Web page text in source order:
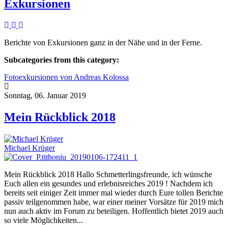
Exkursionen
Berichte von Exkursionen ganz in der Nähe und in der Ferne.
Subcategories from this category:
Fotoexkursionen von Andreas Kolossa
Sonntag, 06. Januar 2019
Mein Rückblick 2018
Michael Krüger
Mein Rückblick 2018 Hallo Schmetterlingsfreunde, ich wünsche
Euch allen ein gesundes und erlebnisreiches 2019 ! Nachdem ich
bereits seit einiger Zeit immer mal wieder durch Eure tollen Berichte
passiv teilgenommen habe, war einer meiner Vorsätze für 2019 mich
nun auch aktiv im Forum zu beteiligen. Hoffentlich bietet 2019 auch
so viele Möglichkeiten...